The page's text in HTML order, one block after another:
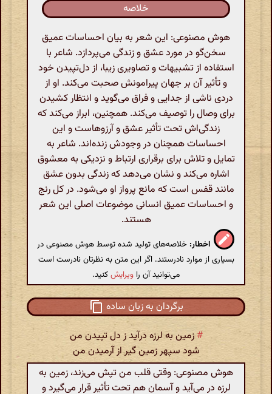
خلاصه
هوش مصنوعی: این شعر به بیان احساسات عمیق
سخن‌گو در مورد عشق و زندگی می‌پردازد. شاعر با
استفاده از تشبیهات و تصاویری زیبا، از دل‌تپیدن خود
و تأثیر آن بر جهان پیرامونش صحبت می‌کند. او از
دردی ناشی از جدایی و فراق می‌گوید و انتظار کشیدن
برای وصال را توصیف می‌کند. همچنین، ابراز می‌کند که
زندگی‌اش تحت تأثیر عشق و آرزوهاست و این
احساسات همچنان در وجودش زنده‌اند. شاعر به
تمایل و تلاش برای برقراری ارتباط و نزدیکی به معشوق
اشاره می‌کند و نشان می‌دهد که زندگی بدون عشق
مانند قفس است که مانع پرواز او می‌شود. در کل رنج
و احساسات عمیق انسانی موضوعات اصلی این شعر
هستند.
اخطار: خلاصه‌های تولید شده توسط هوش مصنوعی در
بسیاری از موارد نادرستند. اگر این متن به نظرتان نادرست است
می‌توانید آن را ویرایشکنید.
برگردان به زبان ساده
# زمین به لرزه درآید ز دل تپیدن من
شود سپهر زمین گیر از آرمیدن من
هوش مصنوعی: وقتی قلب من تپش می‌زند، زمین به
لرزه در می‌آید و آسمان هم تحت تأثیر قرار می‌گیرد و